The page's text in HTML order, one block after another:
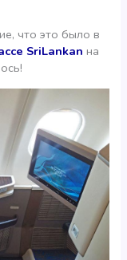
что это было в
SriLankan на